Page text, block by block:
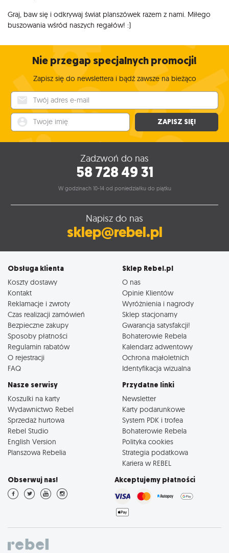
Graj, baw się i odkrywaj świat planszówek razem z nami. Miłego
buszowania wśród naszych regałów! :)
Nie przegap specjalnych promocji!
Zapisz się do newslettera i bądź zawsze na bieżąco
ZAPISZ SIĘ!
Zadzwoń do nas
58 728 49 31
W godzinach 10-14 od poniedziałku do piątku
Napisz do nas
sklep@rebel.pl
Obsługa klienta
Koszty dostawy
Kontakt
Reklamacje i zwroty
Czas realizacji zamówień
Bezpieczne zakupy
Sposoby płatności
Regulamin rabatów
O rejestracji
FAQ
Sklep Rebel.pl
O nas
Opinie Klientów
Wyróżnienia i nagrody
Sklep stacjonarny
Gwarancja satysfakcji!
Bohaterowie Rebela
Kalendarz adwentowy
Ochrona małoletnich
Identyfikacja wizualna
Nasze serwisy
Koszulki na karty
Wydawnictwo Rebel
Sprzedaż hurtowa
Rebel Studio
English Version
Planszowa Rebelia
Przydatne linki
Newsletter
Karty podarunkowe
System PDK i trofea
Bohaterowie Rebela
Polityka cookies
Strategia podatkowa
Kariera w REBEL
Obserwuj nas! Akceptujemy płatności